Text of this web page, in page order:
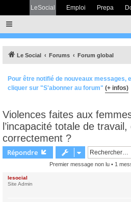
LeSocial Emploi Prepa
Le Social Forums Forum global
Pour être notifié de nouveaux messages,
cliquer sur "S'abonner au forum" (+ infos)
Violences faites aux
l’incapacité totale de
correctement ?
Répondre
Premier message non lu • 1
lesocial
Site Admin